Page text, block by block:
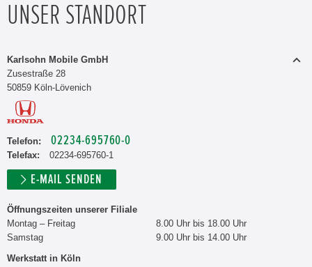
UNSER STANDORT
Karlsohn Mobile GmbH
Zusestraße 28
50859 Köln-Lövenich
Telefon: 02234-695760-0
Telefax: 02234-695760-1
E-MAIL SENDEN
Öffnungszeiten unserer Filiale
Montag – Freitag
8.00 Uhr bis 18.00 Uhr
Samstag
9.00 Uhr bis 14.00 Uhr
Werkstatt in Köln